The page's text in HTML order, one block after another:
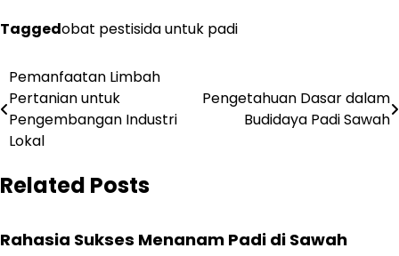
Taggedobat pestisida untuk padi
Post
navigation
Pemanfaatan Limbah
Pertanian untuk
Pengembangan Industri
Lokal
Pengetahuan Dasar dalam
Budidaya Padi Sawah
Related Posts
Rahasia Sukses Menanam Padi di Sawah